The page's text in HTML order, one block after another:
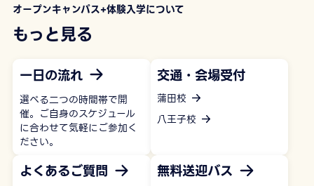
オープンキャンパス+体験入学について
もっと見る
一日の流れ
選べる二つの時間帯で開
催。ご自身のスケジュール
に合わせて気軽にご参加く
ださい。
交通・会場受付
蒲田校
八王子校
よくあるご質問 無料送迎バス